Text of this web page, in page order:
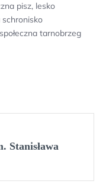
pisz, lesko
tarnobrzeg
Stanisława